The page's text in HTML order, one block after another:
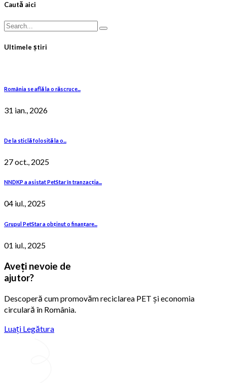
Caută aici
Ultimele știri
România se află la o răscruce...
31 ian., 2026
De la sticlă folosită la o...
27 oct., 2025
NNDKP a asistat PetStar în tranzacția...
04 iul., 2025
Grupul PetStar a obținut o finanțare...
01 iul., 2025
Aveți nevoie de
ajutor?
Descoperă cum promovăm reciclarea PET și economia
circulară în România.
Luați Legătura